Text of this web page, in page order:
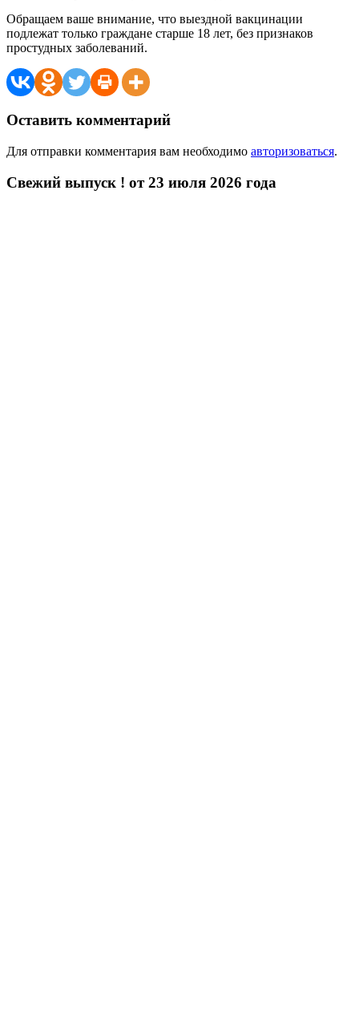
Обращаем ваше внимание, что выездной вакцинации
подлежат только граждане старше 18 лет, без признаков
простудных заболеваний.
Оставить комментарий
Для отправки комментария вам необходимо авторизоваться.
Свежий выпуск ! от 23 июля 2026 года